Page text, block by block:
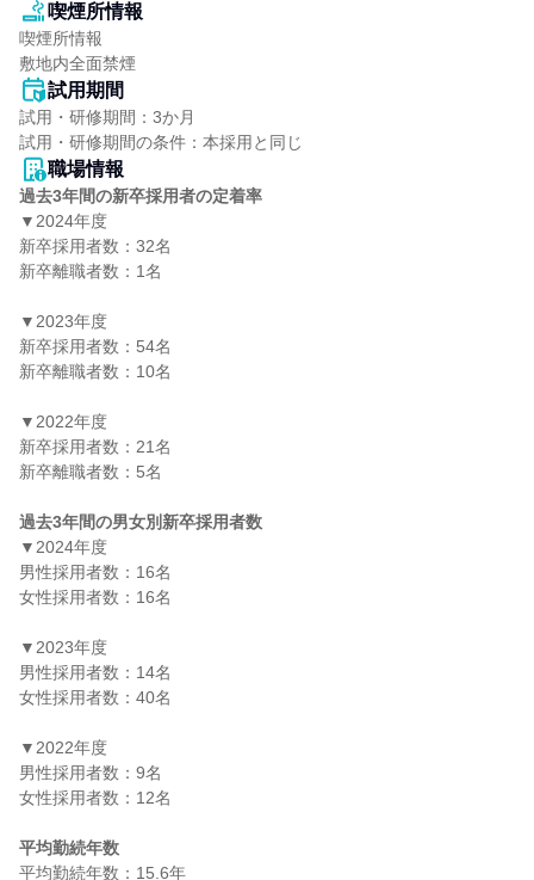
喫煙所情報
喫煙所情報
敷地内全面禁煙
試用期間
試用・研修期間：3か月
職場情報
過去3年間の新卒採用者の定着率
▼2024年度
新卒採用者数：32名
新卒離職者数：1名
▼2023年度
新卒採用者数：54名
新卒離職者数：10名
▼2022年度
新卒採用者数：21名
新卒離職者数：5名
過去3年間の男女別新卒採用者数
▼2024年度
男性採用者数：16名
女性採用者数：16名
▼2023年度
男性採用者数：14名
女性採用者数：40名
▼2022年度
男性採用者数：9名
女性採用者数：12名
平均勤続年数